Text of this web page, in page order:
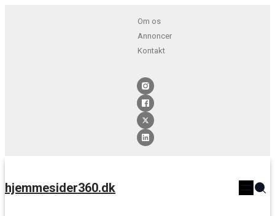
Om os
Annoncer
Kontakt
hjemmesider360.dk